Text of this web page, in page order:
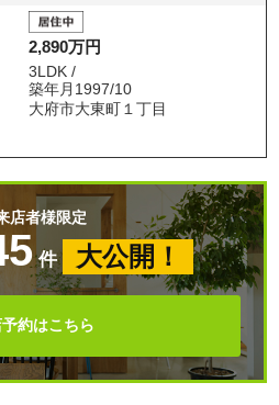
2,890万円
3LDK /
築年月1997/10
大府市大東町１丁目
店者様限定
件 大公開！
約はこちら